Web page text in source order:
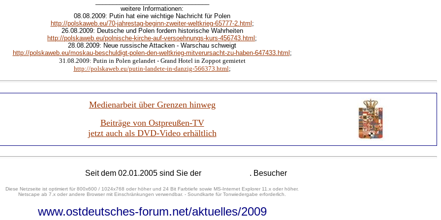
weitere Informationen:
08.08.2009: Putin hat eine wichtige Nachricht für Polen
http://polskaweb.eu/70-jahrestag-beginn-zweiter-weltkrieg-65777-2.html ;
26.08.2009: Deutsche und Polen fordern historische Wahrheiten
http://polskaweb.eu/polnische-kirche-auf-versoehnungs-kurs-456743.html ;
28.08.2009: Neue russische Attacken - Warschau schweigt
http://polskaweb.eu/moskau-beschuldigt-polen-den-weltkrieg-mitverursacht-zu-haben-647433.html ;
31.08.2009: Putin in Polen gelandet - Grand Hotel in Zoppot gemietet
http://polskaweb.eu/putin-landete-in-danzig-566373.html;
Medienarbeit über Grenzen hinweg
Beiträge von Ostpreußen-TV
jetzt auch als DVD-Video erhältlich
Seit dem 02.01.2005 sind Sie der . Besucher
Diese Netzseite ist optimiert für 800x600 / 1024x768 oder höher und 24 Bit Farbtiefe sowie MS-Internet Explorer 11.x oder höher.
Netscape ab 7.x oder andere Browser mit Einschränkungen verwendbar. - Soundkarte für Tonwiedergabe erforderlich.
www.ostdeutsches-forum.net/aktuelles/2009